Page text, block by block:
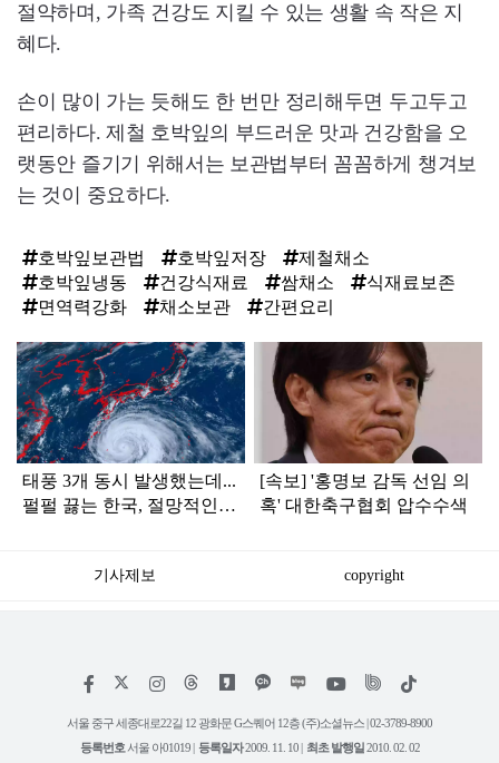
절약하며, 가족 건강도 지킬 수 있는 생활 속 작은 지
혜다.
손이 많이 가는 듯해도 한 번만 정리해두면 두고두고
편리하다. 제철 호박잎의 부드러운 맛과 건강함을 오
랫동안 즐기기 위해서는 보관법부터 꼼꼼하게 챙겨보
는 것이 중요하다.
호박잎보관법 호박잎저장
제철채소
호박잎냉동
건강식재료 쌈채소
식재료보존
면역력강화
채소보관 간편요리
탑
라
인
태풍 3개 동시 발생했는데...
펄펄 끓는 한국, 절망적인
[속보] '홍명보 감독 선임 의
혹' 대한축구협회 압수수색
기사제보 copyright
페
스
인
타
램
위
트
유
틱
서울 중구 세종대로22길 12 광화문 G스퀘어 12층 (주)소셜뉴스 | 02-3789-8900
등록번호 서울 아01019 | 등록일자2009. 11. 10 | 최초 발행일2010. 02. 02